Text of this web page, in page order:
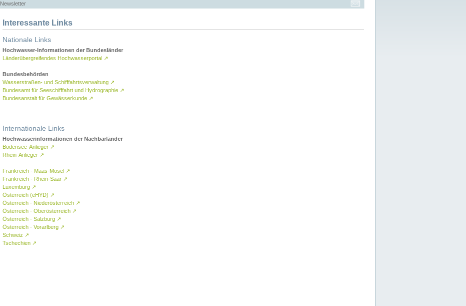
Newsletter
Interessante Links
Nationale Links
Hochwasser-Informationen der Bundesländer
Länderübergreifendes Hochwasserportal ↗
Bundesbehörden
Wasserstraßen- und Schifffahrtsverwaltung ↗
Bundesamt für Seeschifffahrt und Hydrographie ↗
Bundesanstalt für Gewässerkunde ↗
Internationale Links
Hochwasserinformationen der Nachbarländer
Bodensee-Anlieger ↗
Rhein-Anlieger ↗
Frankreich - Maas-Mosel ↗
Frankreich - Rhein-Saar ↗
Luxemburg ↗
Österreich (eHYD) ↗
Österreich - Niederösterreich ↗
Österreich - Oberösterreich ↗
Österreich - Salzburg ↗
Österreich - Vorarlberg ↗
Schweiz ↗
Tschechien ↗